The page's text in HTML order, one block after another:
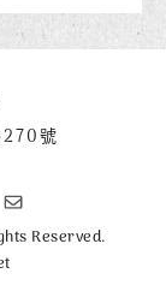
號
Reserved.